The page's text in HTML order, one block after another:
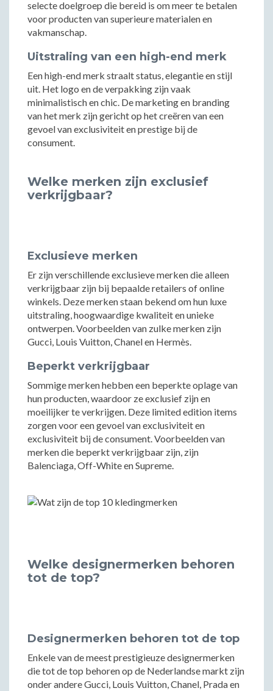
selecte doelgroep die bereid is om meer te betalen
voor producten van superieure materialen en
vakmanschap.
Uitstraling van een high-end merk
Een high-end merk straalt status, elegantie en stijl
uit. Het logo en de verpakking zijn vaak
minimalistisch en chic. De marketing en branding
van het merk zijn gericht op het creëren van een
gevoel van exclusiviteit en prestige bij de
consument.
Welke merken zijn exclusief
verkrijgbaar?
Exclusieve merken
Er zijn verschillende exclusieve merken die alleen
verkrijgbaar zijn bij bepaalde retailers of online
winkels. Deze merken staan bekend om hun luxe
uitstraling, hoogwaardige kwaliteit en unieke
ontwerpen. Voorbeelden van zulke merken zijn
Gucci, Louis Vuitton, Chanel en Hermès.
Beperkt verkrijgbaar
Sommige merken hebben een beperkte oplage van
hun producten, waardoor ze exclusief zijn en
moeilijker te verkrijgen. Deze limited edition items
zorgen voor een gevoel van exclusiviteit en
exclusiviteit bij de consument. Voorbeelden van
merken die beperkt verkrijgbaar zijn, zijn
Balenciaga, Off-White en Supreme.
Welke designermerken behoren
tot de top?
Designermerken behoren tot de top
Enkele van de meest prestigieuze designermerken
die tot de top behoren op de Nederlandse markt zijn
onder andere Gucci, Louis Vuitton, Chanel, Prada en